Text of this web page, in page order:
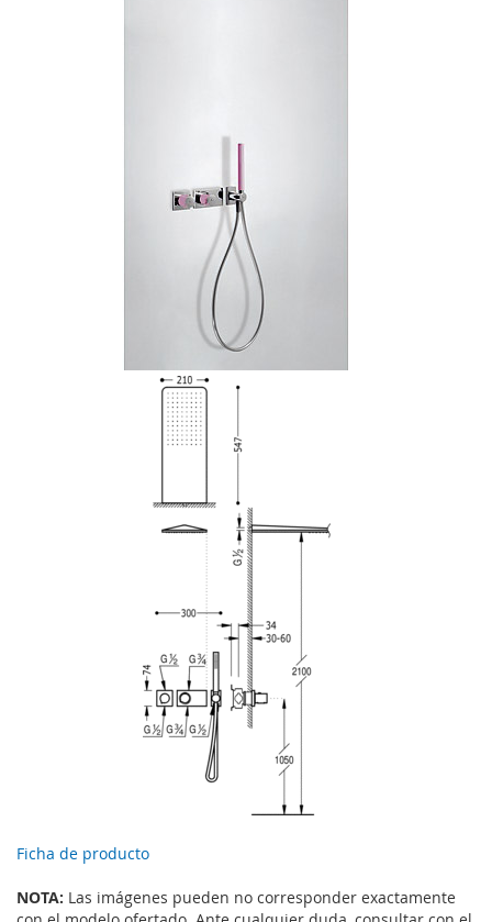
Ficha de producto
NOTA: Las imágenes pueden no corresponder exactamente